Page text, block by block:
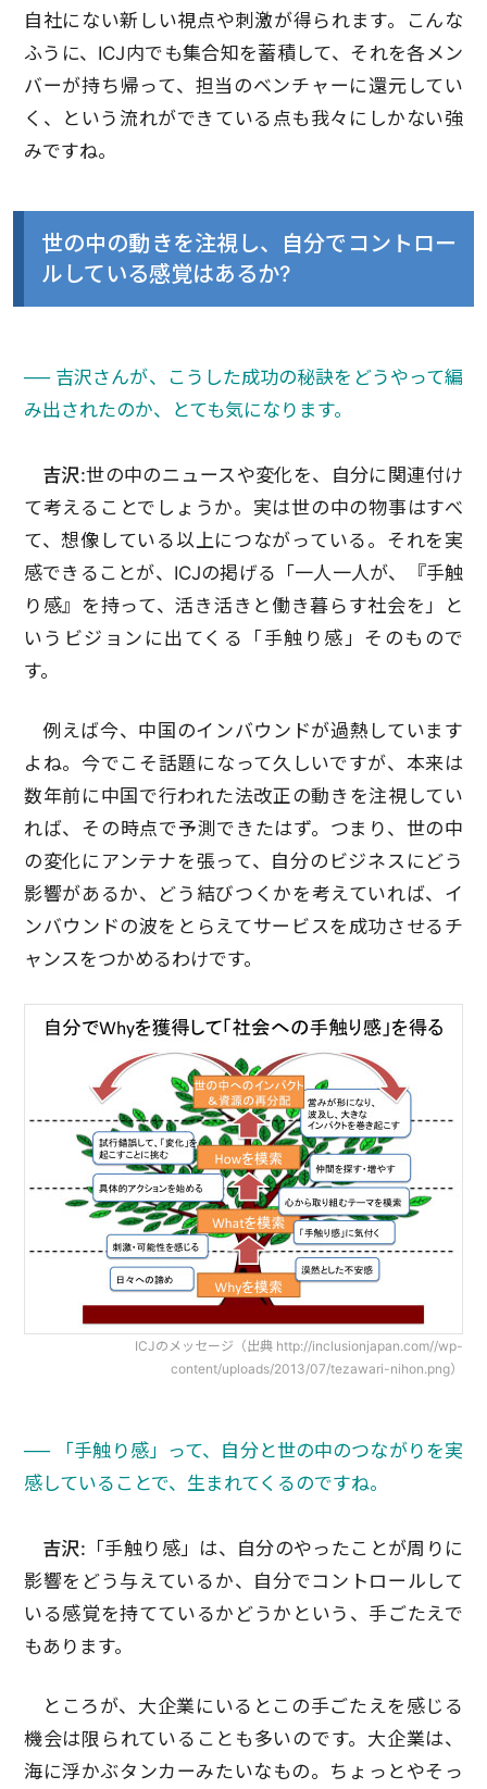
自社にない新しい視点や刺激が得られます。こんな
ふうに、ICJ内でも集合知を蓄積して、それを各メン
バーが持ち帰って、担当のベンチャーに還元してい
く、という流れができている点も我々にしかない強
みですね。
世の中の動きを注視し、自分でコントロー
ルしている感覚はあるか?
── 吉沢さんが、こうした成功の秘訣をどうやって編
み出されたのか、とても気になります。
吉沢:世の中のニュースや変化を、自分に関連付け
て考えることでしょうか。実は世の中の物事はすべ
て、想像している以上につながっている。それを実
感できることが、ICJの掲げる「一人一人が、『手触
り感』を持って、活き活きと働き暮らす社会を」と
いうビジョンに出てくる「手触り感」そのもので
す。
例えば今、中国のインバウンドが過熱しています
よね。今でこそ話題になって久しいですが、本来は
数年前に中国で行われた法改正の動きを注視してい
れば、その時点で予測できたはず。つまり、世の中
の変化にアンテナを張って、自分のビジネスにどう
影響があるか、どう結びつくかを考えていれば、イ
ンバウンドの波をとらえてサービスを成功させるチ
ャンスをつかめるわけです。
ICJのメッセージ（出典 http://inclusionjapan.com//wp-
content/uploads/2013/07/tezawari-nihon.png）
── 「手触り感」って、自分と世の中のつながりを実
感していることで、生まれてくるのですね。
吉沢: 「手触り感」は、自分のやったことが周りに
影響をどう与えているか、自分でコントロールして
いる感覚を持てているかどうかという、手ごたえで
もあります。
ところが、大企業にいるとこの手ごたえを感じる
機会は限られていることも多いのです。大企業は、
海に浮かぶタンカーみたいなもの。ちょっとやそっ